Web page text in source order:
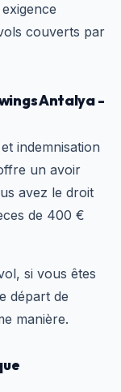
couverts par
Antalya -
indemnisation
un avoir
avez le droit
de 400 €
si vous êtes
départ de
manière.